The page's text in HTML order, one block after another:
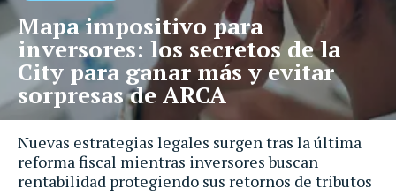
Nuevas estrategias legales surgen tras la última
reforma fiscal mientras inversores buscan
rentabilidad protegiendo sus retornos de tributos
Mapa impositivo para
inversores: los secretos de la
City para ganar más y evitar
sorpresas de ARCA